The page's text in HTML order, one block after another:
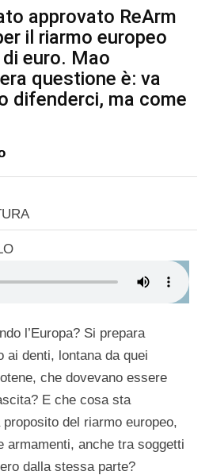
approvato ReArm
il riarmo europeo
euro. Mao
questione è: va
difenderci, ma come
l’Europa? Si prepara
ai denti, lontana da quei
che dovevano essere
E che cosa sta
del riarmo europeo,
armamenti, anche tra soggetti
dalla stessa parte?